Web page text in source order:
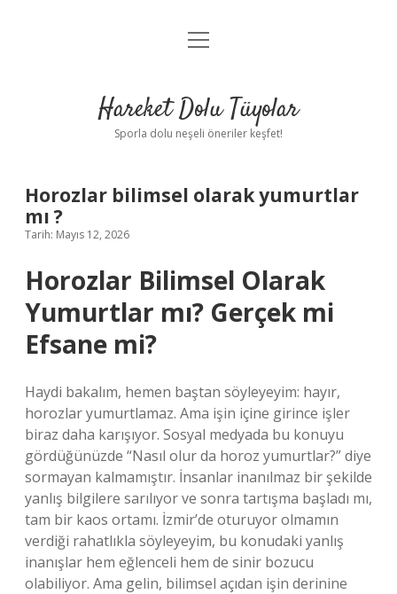
Anasayfa
Yasal Uyarı
menüyü
Hareket Dolu Tüyolar
Sporla dolu neşeli öneriler keşfet!
Horozlar bilimsel olarak yumurtlar
mı ?
Tarih: Mayıs 12, 2026
Horozlar Bilimsel Olarak
Yumurtlar mı? Gerçek mi
Efsane mi?
Haydi bakalım, hemen baştan söyleyeyim: hayır,
horozlar yumurtlamaz. Ama işin içine girince işler
biraz daha karışıyor. Sosyal medyada bu konuyu
gördüğünüzde “Nasıl olur da horoz yumurtlar?” diye
sormayan kalmamıştır. İnsanlar inanılmaz bir şekilde
yanlış bilgilere sarılıyor ve sonra tartışma başladı mı,
tam bir kaos ortamı. İzmir’de oturuyor olmamın
verdiği rahatlıkla söyleyeyim, bu konudaki yanlış
inanışlar hem eğlenceli hem de sinir bozucu
olabiliyor. Ama gelin, bilimsel açıdan işin derinine